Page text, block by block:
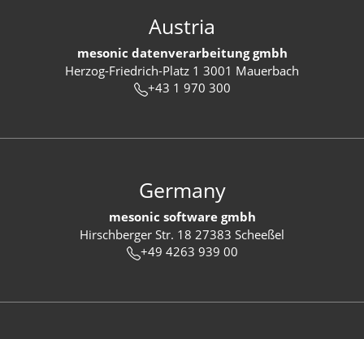
Austria
mesonic datenverarbeitung gmbh
Herzog-Friedrich-Platz 1 3001 Mauerbach
+43 1 970 300
Germany
mesonic software gmbh
Hirschberger Str. 18 27383 Scheeßel
+49 4263 939 00